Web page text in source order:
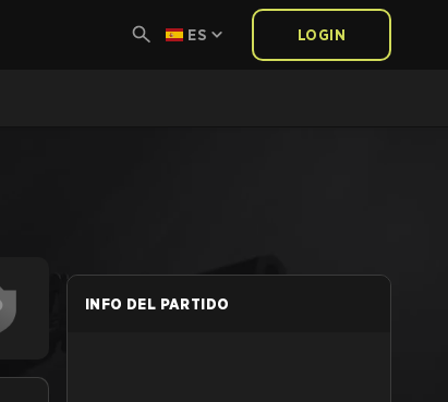
ES LOGIN
INFO DEL PARTIDO